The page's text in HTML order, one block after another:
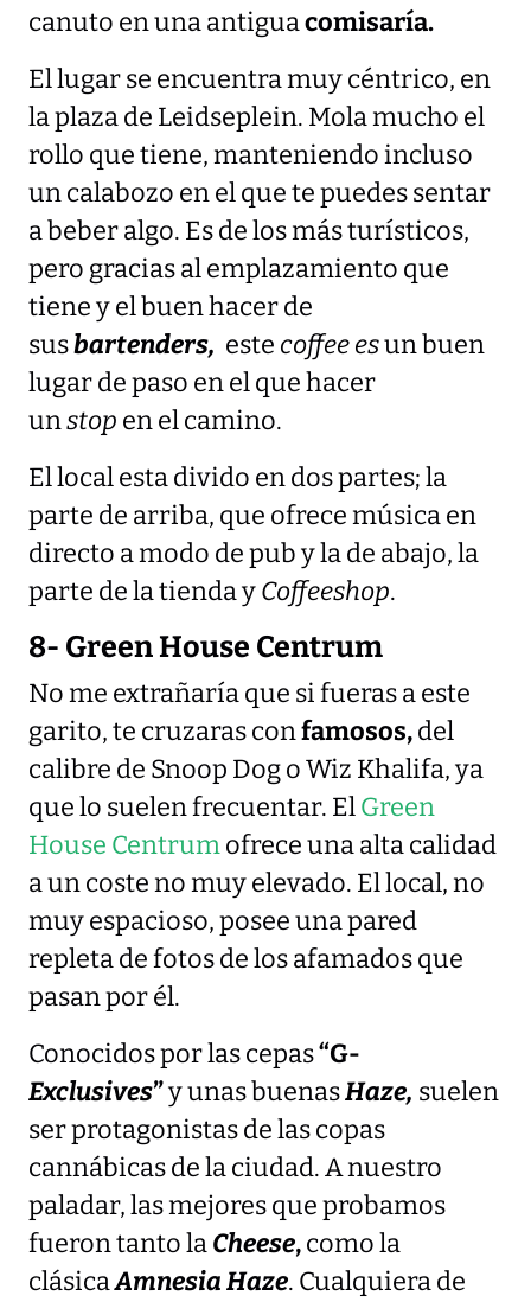
canuto en una antiguacomisaría.
El lugar se encuentra muy céntrico, en
la plaza de Leidseplein. Mola mucho el
rollo que tiene, manteniendo incluso
un calabozo en el que te puedes sentar
a beber algo. Es de los más turísticos,
pero gracias al emplazamiento que
tiene y el buen hacer de
susbartenders, este coffee esun buen
lugar de paso en el que hacer
unstop en el camino.
El local esta divido en dos partes; la
parte de arriba, que ofrece música en
directo a modo de pub y la de abajo, la
parte de la tienda yCoffeeshop.
8- Green House Centrum
No me extrañaría que si fueras a este
garito, te cruzaras confamosos,del
calibre de Snoop Dog o Wiz Khalifa, ya
que lo suelen frecuentar. ElGreen
House Centrumofrece una alta calidad
a un coste no muy elevado. El local, no
muy espacioso, posee una pared
repleta de fotos de los afamados que
pasan por él.
Conocidos por las cepas“G-
Exclusives”y unas buenasHaze, suelen
ser protagonistas de las copas
cannábicas de la ciudad. A nuestro
paladar, las mejores que probamos
fueron tanto laCheese,como la
clásicaAmnesia Haze. Cualquiera de